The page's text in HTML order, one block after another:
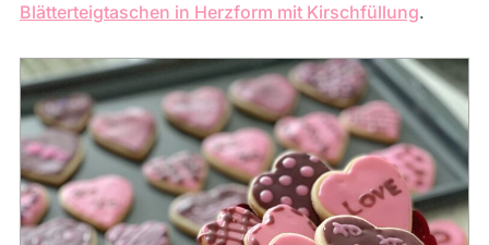
Blätterteigtaschen in Herzform mit Kirschfüllung.